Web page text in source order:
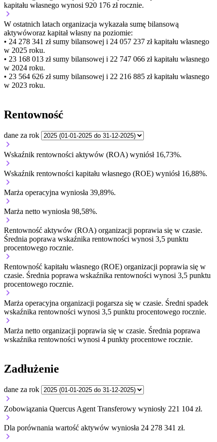
kapitału własnego wynosi 920 176 zł rocznie.
W ostatnich latach organizacja wykazała sumę bilansową
aktywóworaz kapitał własny na poziomie:
• 24 278 341 złsumy bilansowej i 24 057 237 zł kapitału własnego
w 2025 roku.
• 23 168 013 złsumy bilansowej i 22 747 066 zł kapitału własnego
w 2024 roku.
• 23 564 626 złsumy bilansowej i 22 216 885 zł kapitału własnego
w 2023 roku.
Rentowność
dane za rok
Wskaźnik rentowności aktywów (ROA) wyniósł 16,73%.
Wskaźnik rentowności kapitału własnego (ROE) wyniósł 16,88%.
Marża operacyjna wyniosła 39,89%.
Marża netto wyniosła 98,58%.
Rentowność aktywów (ROA) organizacji poprawia się w czasie.
Średnia poprawa wskaźnika rentowności wynosi 3,5 punktu
procentowego rocznie.
Rentowność kapitału własnego (ROE) organizacji poprawia się w
czasie. Średnia poprawa wskaźnika rentowności wynosi 3,5 punktu
procentowego rocznie.
Marża operacyjna organizacji pogarsza się w czasie. Średni spadek
wskaźnika rentowności wynosi 3,5 punktu procentowego rocznie.
Marża netto organizacji poprawia się w czasie. Średnia poprawa
wskaźnika rentowności wynosi 4 punkty procentowe rocznie.
Zadłużenie
dane za rok
Zobowiązania Quercus Agent Transferowy wyniosły 221 104 zł.
Dla porównania wartość aktywów wyniosła 24 278 341 zł.